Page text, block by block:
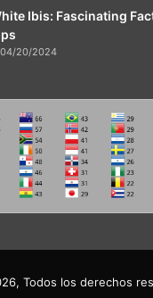
Ibis: Fascinating
04/20/2024
Todos los derechos